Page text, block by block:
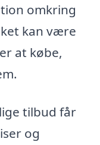
omkring
kan være
at købe,
tilbud får
og